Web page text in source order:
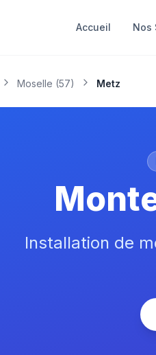
Accueil Nos
Moselle (57) Metz
Installation de